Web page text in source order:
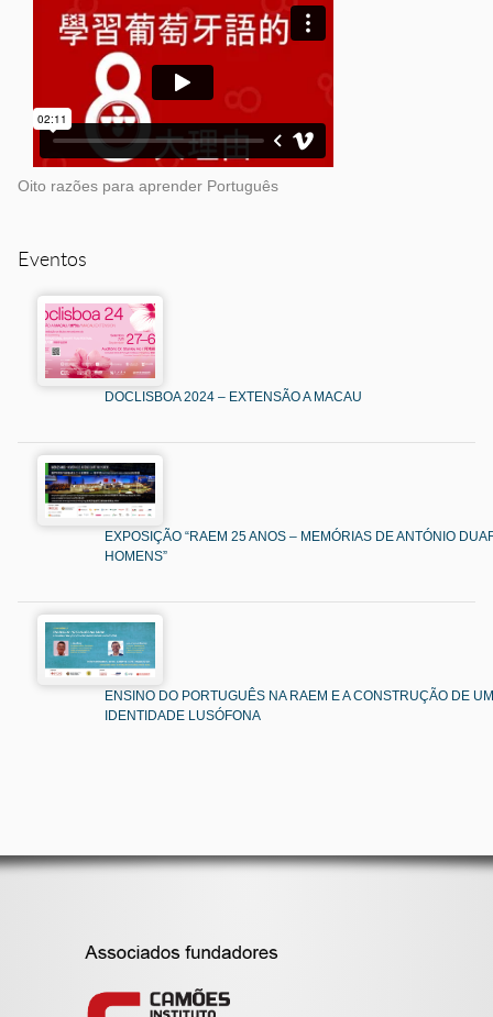
Oito razões para aprender Português
Eventos
DOCLISBOA 2024 – EXTENSÃO A MACAU
EXPOSIÇÃO “RAEM 25 ANOS – MEMÓRIAS DE ANTÓNIO
HOMENS”
ENSINO DO PORTUGUÊS NA RAEM E A CONSTRUÇÃO DE
IDENTIDADE LUSÓFONA